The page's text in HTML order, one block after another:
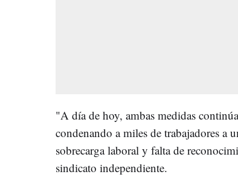
"A día de hoy, ambas medidas
condenando a miles de trabajadores a
sobrecarga laboral y falta de
sindicato independiente.